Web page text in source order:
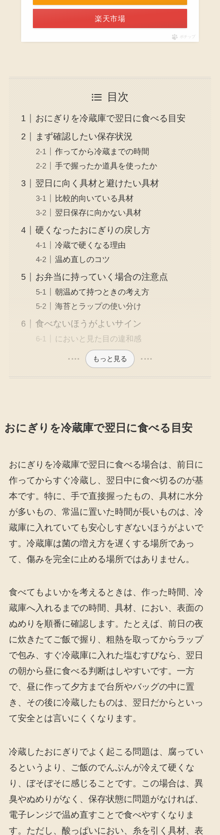
楽天市場
ポチップ
目次
おにぎりを冷蔵庫で翌日に食べる目安
まず確認したい保存状況
作ってから冷蔵までの時間
手で握ったか道具を使ったか
翌日に向く具材と避けたい具材
比較的向いている具材
翌日保存に向かない具材
硬くなったおにぎりの戻し方
冷蔵で硬くなる理由
温め直しのコツ
お弁当に持っていく場合の注意点
朝温めて持つときの考え方
海苔とラップの使い分け
食べないほうがよいサイン
においと見た目の違和感
もっと見る
おにぎりを冷蔵庫で翌日に食べる目安
おにぎりを冷蔵庫で翌日に食べる場合は、前日に
作ってからすぐ冷蔵し、翌日中に食べ切るのが基
本です。特に、手で直接握ったもの、具材に水分
が多いもの、常温に置いた時間が長いものは、冷
蔵庫に入れていても安心しすぎないほうがよいで
す。冷蔵庫は菌の増え方を遅くする場所であっ
て、傷みを完全に止める場所ではありません。
食べてもよいかを考えるときは、作った時間、冷
蔵庫へ入れるまでの時間、具材、におい、表面の
ぬめりを順番に確認します。たとえば、前日の夜
に炊きたてご飯で握り、粗熱を取ってからラップ
で包み、すぐ冷蔵庫に入れた塩むすびなら、翌日
の朝から昼に食べる判断はしやすいです。一方
で、昼に作って夕方まで台所やバッグの中に置
き、その後に冷蔵したものは、翌日だからといっ
て安全とは言いにくくなります。
冷蔵したおにぎりでよく起こる問題は、腐ってい
るというより、ご飯のでんぷんが冷えて硬くな
り、ぼそぼそに感じることです。この場合は、異
臭やぬめりがなく、保存状態に問題がなければ、
電子レンジで温め直すことで食べやすくなりま
す。ただし、酸っぱいにおい、糸を引く具材、表